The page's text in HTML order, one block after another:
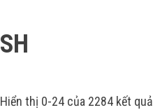
SH
Hiển thị 0-24 của 2284 kết quả